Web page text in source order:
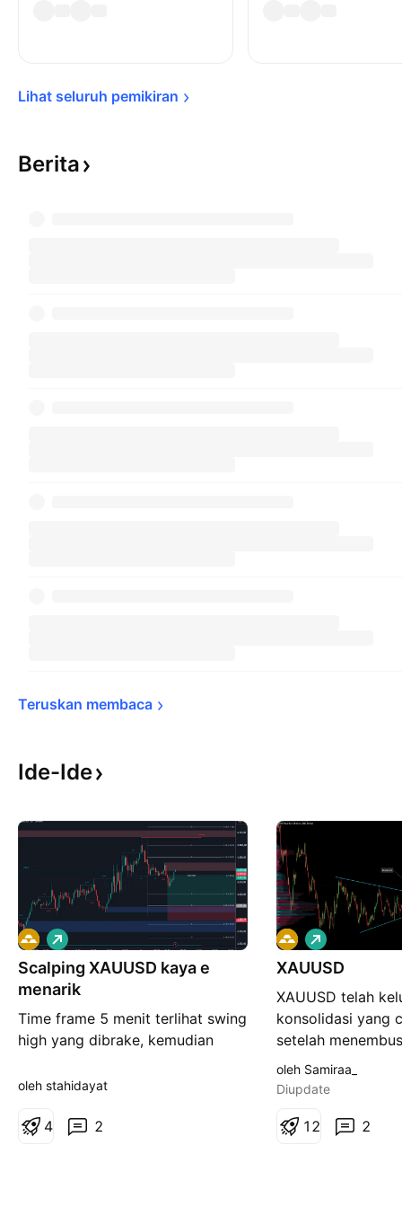
Lihat seluruh pemikiran
Berita
Teruskan membaca
Ide-Ide
Scalping XAUUSD kaya e
menarik
Time frame 5 menit terlihat swing
high yang dibrake, kemudian
P
e
m
b
e
i
a
oleh stahidayat
2
4
XAUUSD
XAUUSD telah
konsolidasi yang
setelah
pola symmetrical
Pembentukan
menunjukkan
P
e
m
e
i
a
oleh Samiraa_
Diupdate
2
1 2